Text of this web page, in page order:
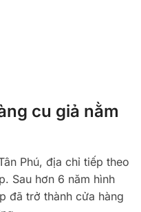
cu giả nằm
Phú, địa chỉ tiếp theo
Sau hơn 6 năm hình
đã trở thành cửa hàng